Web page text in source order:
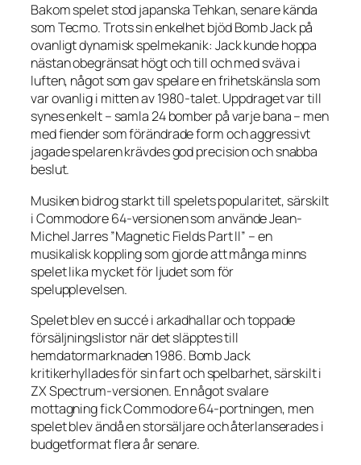
Bakom spelet stod japanska Tehkan, senare kända
som Tecmo. Trots sin enkelhet bjödBomb Jackpå
ovanligt dynamisk spelmekanik: Jack kunde hoppa
nästan obegränsat högt och till och med sväva i
luften, något som gav spelare en frihetskänsla som
var ovanlig i mitten av 1980-talet. Uppdraget var till
synes enkelt – samla 24 bomber på varje bana – men
med fiender som förändrade form och aggressivt
jagade spelaren krävdes god precision och snabba
beslut.
Musiken bidrog starkt till spelets popularitet, särskilt
i Commodore 64-versionen som använde Jean-
Michel Jarres ”Magnetic Fields Part II” – en
musikalisk koppling som gjorde att många minns
spelet lika mycket för ljudet som för
spelupplevelsen.
Spelet blev en succé i arkadhallar och toppade
försäljningslistor när det släpptes till
hemdatormarknaden 1986. Bomb Jack
kritikerhyllades för sin fart och spelbarhet, särskilt i
ZX Spectrum-versionen. En något svalare
mottagning fick Commodore 64-portningen, men
spelet blev ändå en storsäljare och återlanserades i
budgetformat flera år senare.